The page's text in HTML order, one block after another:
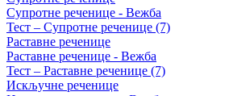
Супротне реченице - Вежба
Тест – Супротне реченице (7)
Раставне реченице
Раставне реченице - Вежба
Тест – Раставне реченице (7)
Искључне реченице